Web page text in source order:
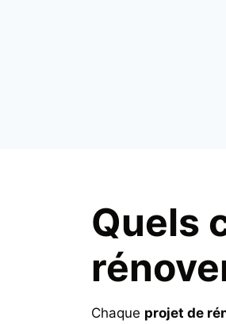
Quels
Chaque projet de